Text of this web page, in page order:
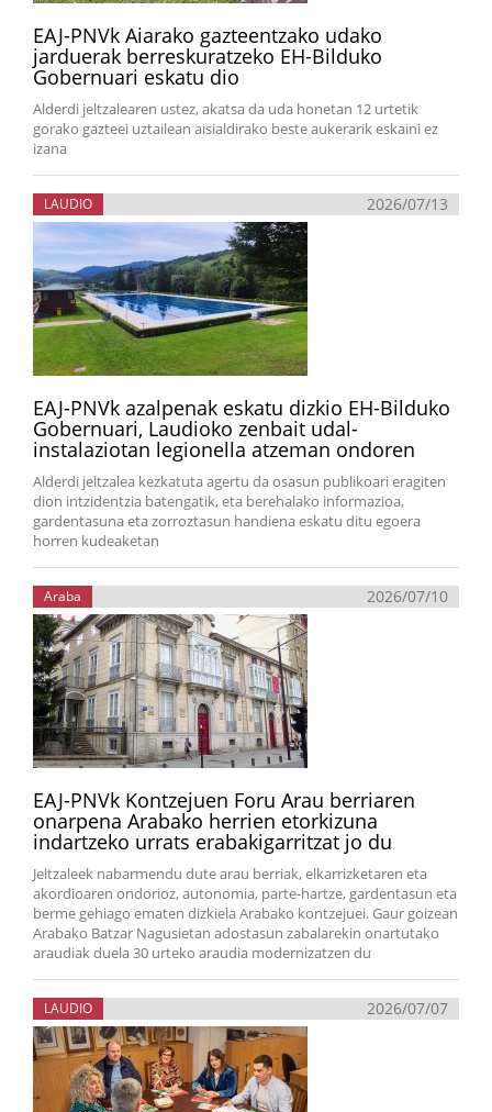
EAJ-PNVk Aiarako gazteentzako udako
jarduerak berreskuratzeko EH-Bilduko
Gobernuari eskatu dio
Alderdi jeltzalearen ustez, akatsa da uda honetan 12 urtetik
gorako gazteei uztailean aisialdirako beste aukerarik eskaini ez
izana
LAUDIO 2026/07/13
EAJ-PNVk azalpenak eskatu dizkio EH-Bilduko
Gobernuari, Laudioko zenbait udal-
instalaziotan legionella atzeman ondoren
Alderdi jeltzalea kezkatuta agertu da osasun publikoari eragiten
dion intzidentzia batengatik, eta berehalako informazioa,
gardentasuna eta zorroztasun handiena eskatu ditu egoera
horren kudeaketan
Araba 2026/07/10
EAJ-PNVk Kontzejuen Foru Arau berriaren
onarpena Arabako herrien etorkizuna
indartzeko urrats erabakigarritzat jo du
Jeltzaleek nabarmendu dute arau berriak, elkarrizketaren eta
akordioaren ondorioz, autonomia, parte-hartze, gardentasun eta
berme gehiago ematen dizkiela Arabako kontzejuei. Gaur goizean
Arabako Batzar Nagusietan adostasun zabalarekin onartutako
araudiak duela 30 urteko araudia modernizatzen du
LAUDIO 2026/07/07